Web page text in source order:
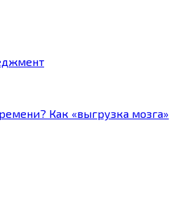
Как «выгрузка мозга»